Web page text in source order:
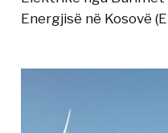
Energjisë në Kosovë